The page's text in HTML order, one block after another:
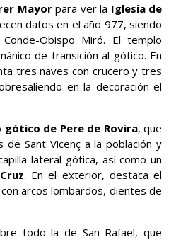
Mayorpara ver la Iglesia de
datos en el año 977, siendo
Obispo Miró. El templo
de transición al gótico. En
tres naves con crucero y tres
en la decoración el
gótico de Pere de Rovira, que
de Sant Vicenç a la población y
lateral gótica, así como un
. En el exterior, destaca el
arcos lombardos, dientes de
todo la de San Rafael, que